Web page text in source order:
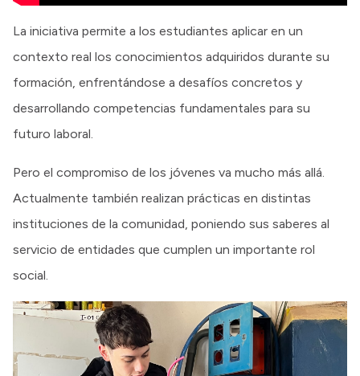
La iniciativa permite a los estudiantes aplicar en un
contexto real los conocimientos adquiridos durante su
formación, enfrentándose a desafíos concretos y
desarrollando competencias fundamentales para su
futuro laboral.
Pero el compromiso de los jóvenes va mucho más allá.
Actualmente también realizan prácticas en distintas
instituciones de la comunidad, poniendo sus saberes al
servicio de entidades que cumplen un importante rol
social.